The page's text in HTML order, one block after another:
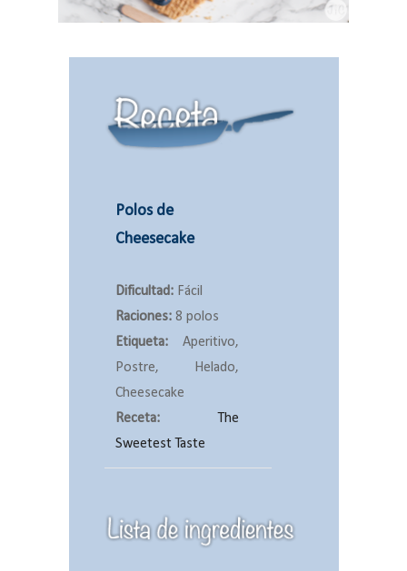
Polos de
Cheesecake
Dificultad:Fácil
Raciones: 8 polos
Etiqueta: Aperitivo,
Postre, Helado,
Cheesecake
Receta: The
Sweetest Taste